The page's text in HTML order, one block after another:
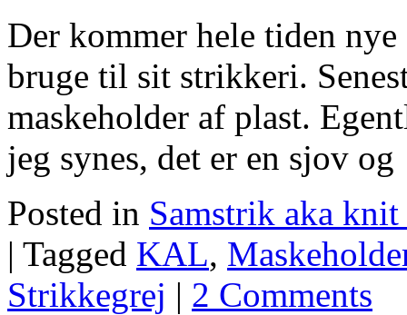
Der kommer hele tiden
bruge til sit strikkeri.
maskeholder af plast.
jeg synes, det er en sjov
Posted in Samstrik aka
| Tagged KAL,
Strikkegrej | 2 Comments